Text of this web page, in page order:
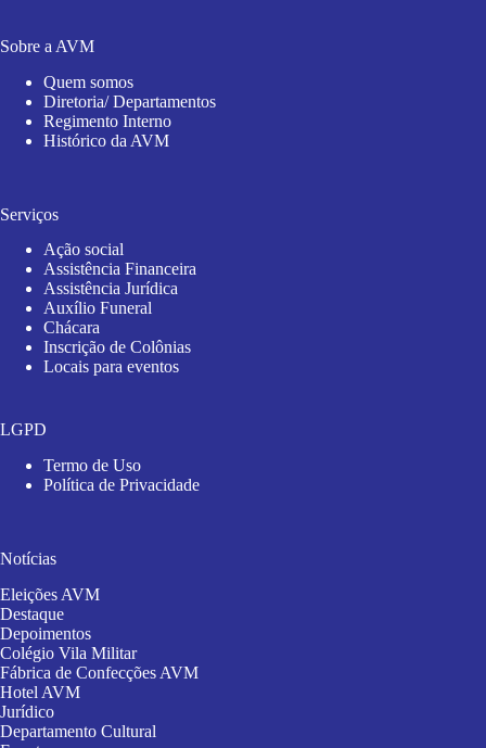
Sobre a AVM
Quem somos
Diretoria/ Departamentos
Regimento Interno
Histórico da AVM
Serviços
Ação social
Assistência Financeira
Assistência Jurídica
Auxílio Funeral
Chácara
Inscrição de Colônias
Locais para eventos
LGPD
Termo de Uso
Política de Privacidade
Notícias
Eleições AVM
Destaque
Depoimentos
Colégio Vila Militar
Fábrica de Confecções AVM
Hotel AVM
Jurídico
Departamento Cultural